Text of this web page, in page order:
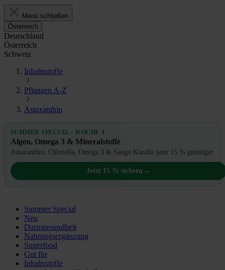
Menü schließen
Österreich
Deutschland
Österreich
Schweiz
Inhaltsstoffe
Pflanzen A-Z
Astaxanthin
SUMMER SPECIAL · WOCHE 4
Algen, Omega 3 & Mineralstoffe
Astaxanthin, Chlorella, Omega 3 & Sango Koralle jetzt 15 % günstiger
Jetzt 15 % sichern →
Summer Special
Neu
Darmgesundheit
Nahrungsergänzung
Superfood
Gut für
Inhaltsstoffe